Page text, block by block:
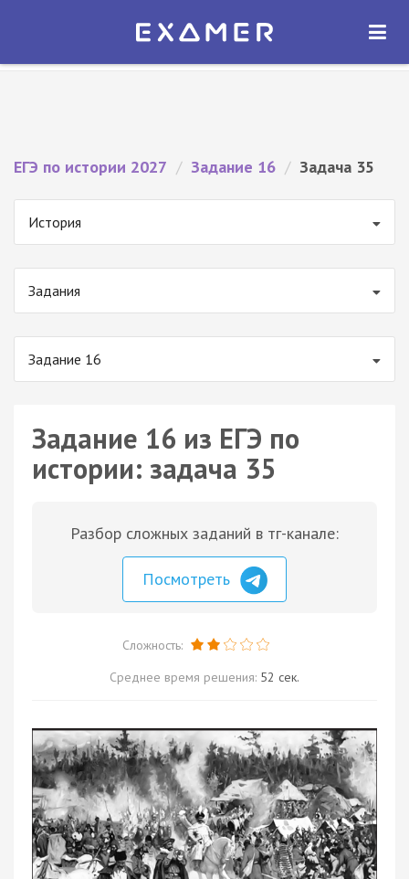
Экзамер — ЕГЭ 2027
ОТКРЫТЬ
ЕГЭ по истории 2027 / Задание 16 / Задача 35
История
Задания
Задание 16
Задание 16 из ЕГЭ по
истории: задача 35
Разбор сложных заданий в тг-канале:
Посмотреть
Сложность:
Среднее время решения: 52 сек.